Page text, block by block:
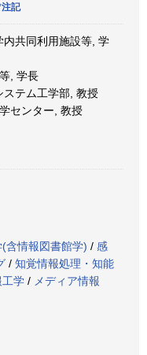
記
共同利用施設等, 学
, 学長
テム工学部, 教授
センター, 教授
含情報図書館学) / 感
/ 知覚情報処理・知能
工学 / メディア情報